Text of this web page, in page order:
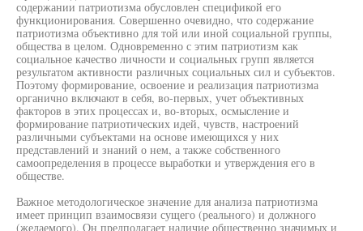
содержании патриотизма обусловлен спецификой его
функционирования. Совершенно очевидно, что содержание
патриотизма объективно для той или иной социальной группы,
общества в целом. Одновременно с этим патриотизм как
социальное качество личности и социальных групп является
результатом активности различных социальных сил и субъектов.
Поэтому формирование, освоение и реализация патриотизма
органично включают в себя, во-первых, учет объективных
факторов в этих процессах и, во-вторых, осмысление и
формирование патриотических идей, чувств, настроений
различными субъектами на основе имеющихся у них
представлений и знаний о нем, а также собственного
самоопределения в процессе выработки и утверждения его в
обществе.
Важное методологическое значение для анализа патриотизма
имеет принцип взаимосвязи сущего (реального) и должного
(желаемого). Он предполагает наличие общественно значимых и